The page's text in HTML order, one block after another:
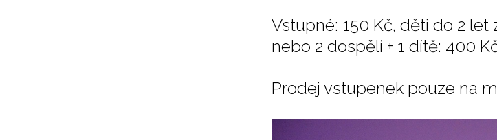
Vstupné: 150 Kč, děti do 2 let
nebo 2 dospělí + 1 dítě: 400
Prodej vstupenek pouze na